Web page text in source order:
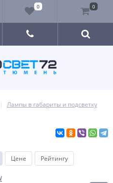
Лампы в габариты и подсветку
Цене Рейтингу
0 0